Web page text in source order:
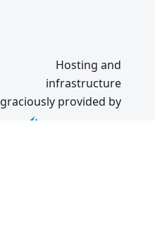
Hosting and
infrastructure
graciously provided by